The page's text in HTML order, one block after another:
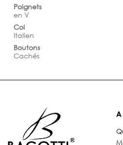
Poignets
en V
Col
Italien
Boutons
Cachés
A